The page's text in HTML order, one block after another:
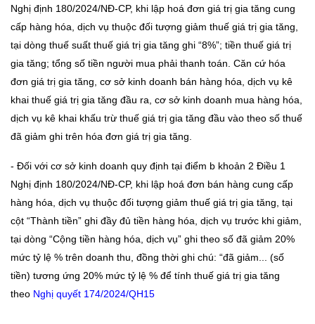
Nghị định 180/2024/NĐ-CP, khi lập hoá đơn giá trị gia tăng cung
cấp hàng hóa, dịch vụ thuộc đối tượng giảm thuế giá trị gia tăng,
tại dòng thuế suất thuế giá trị gia tăng ghi “8%”; tiền thuế giá trị
gia tăng; tổng số tiền người mua phải thanh toán. Căn cứ hóa
đơn giá trị gia tăng, cơ sở kinh doanh bán hàng hóa, dịch vụ kê
khai thuế giá trị gia tăng đầu ra, cơ sở kinh doanh mua hàng hóa,
dịch vụ kê khai khấu trừ thuế giá trị gia tăng đầu vào theo số thuế
đã giảm ghi trên hóa đơn giá trị gia tăng.
- Đối với cơ sở kinh doanh quy định tại điểm b khoản 2 Điều 1
Nghị định 180/2024/NĐ-CP, khi lập hoá đơn bán hàng cung cấp
hàng hóa, dịch vụ thuộc đối tượng giảm thuế giá trị gia tăng, tại
cột “Thành tiền” ghi đầy đủ tiền hàng hóa, dịch vụ trước khi giảm,
tại dòng “Cộng tiền hàng hóa, dịch vụ” ghi theo số đã giảm 20%
mức tỷ lệ % trên doanh thu, đồng thời ghi chú: “đã giảm... (số
tiền) tương ứng 20% mức tỷ lệ % để tính thuế giá trị gia tăng
theo Nghị quyết 174/2024/QH15